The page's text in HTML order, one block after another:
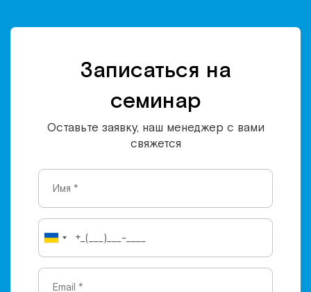
Записаться на
семинар
Оставьте заявку, наш менеджер с вами
свяжется